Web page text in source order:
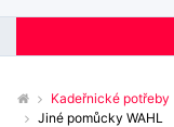
Kadeřnické potřeby
Jiné pomůcky WAHL